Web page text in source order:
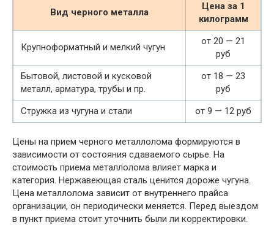
Вид черного металла
Цена за 1
килограмм
Крупноформатный и мелкий чугун
от 20 — 21
руб
Бытовой, листовой и кусковой
металл, арматура, трубы и пр.
от 18 — 23
руб
Стружка из чугуна и стали
от 9 — 12 руб
Цены на прием черного металлолома формируются в
зависимости от состояния сдаваемого сырье. На
стоимость приема металлолома влияет марка и
категория. Нержавеющая сталь ценится дороже чугуна.
Цена металлолома зависит от внутреннего прайса
организации, он периодически меняется. Перед выездом
в пункт приема стоит уточнить были ли корректировки.